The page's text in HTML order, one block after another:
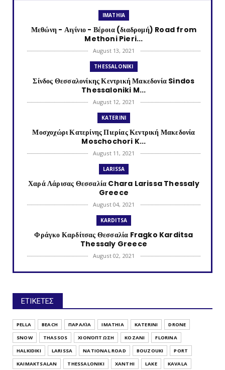
IMATHIA
Μεθώνη - Αιγίνιο - Βέροια (διαδρομή) Road from
Methoni Pieri...
August 13, 2021
THESSALONIKI
Σίνδος Θεσσαλονίκης Κεντρική Μακεδονία Sindos
Thessaloniki M...
August 12, 2021
KATERINI
Μοσχοχώρι Κατερίνης Πιερίας Κεντρική Μακεδονία
Moschochori K...
August 11, 2021
LARISSA
Χαρά Λάρισας Θεσσαλία Chara Larissa Thessaly
Greece
August 04, 2021
KARDITSA
Φράγκο Καρδίτσας Θεσσαλία Fragko Karditsa
Thessaly Greece
August 02, 2021
KATERINI
July 30, 2021
TRIKALA
Λυγαριά Τρικάλων Θεσσαλία Lygaria (Ligaria)
Trikala Thessaly...
July 28, 2021
ΕΤΙΚΕΤΕΣ
PELLA BEACH ΠΑΡΑΛΊΑ IMATHIA KATERINI
DRONE
SNOW
THASSOS ΧΙΟΝΌΠΤΩΣΗ KOZANI
FLORINA
HALKIDIKI
LARISSA NATIONAL ROAD BOUZOUKI
PORT
KAIMAKTSALAN
THESSALONIKI XANTHI LAKE
KAVALA